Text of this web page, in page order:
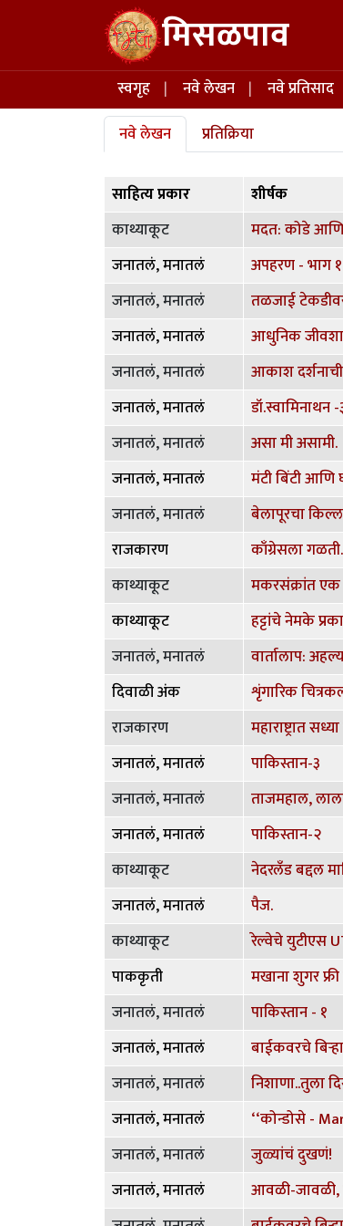
Skip to main content मिसळपाव
Main navigation
स्वगृह नवे लेखन नवे प्रतिसाद
Primary tabs
नवे लेखन प्रतिक्रिया
साहित्य प्रकार शीर्षक
काथ्याकूट
मदत: कोडे आणि
जनातलं, मनातलं
अपहरण - भाग १
जनातलं, मनातलं
तळजाई
जनातलं, मनातलं
जनातलं, मनातलं
आकाश दर्शनाची
जनातलं, मनातलं
डॉ.स्वामिनाथन
जनातलं, मनातलं
असा मी असामी.
जनातलं, मनातलं
मंटी बिंटी आणि
जनातलं, मनातलं
बेलापूरचा
राजकारण
काँग्रेसला
काथ्याकूट
मकरसंक्रांत एक
काथ्याकूट
हट्टांचे नेमके
जनातलं, मनातलं
वार्तालाप:
दिवाळी अंक
राजकारण
महाराष्ट्रात
जनातलं, मनातलं
पाकिस्तान-३
जनातलं, मनातलं
जनातलं, मनातलं
पाकिस्तान-२
काथ्याकूट
नेदरलँड बद्दल
जनातलं, मनातलं
पैज.
काथ्याकूट
रेल्वेचे युटीएस
पाककृती
मखाना शुगर
जनातलं, मनातलं
पाकिस्तान - १
जनातलं, मनातलं
बाईकवरचे
जनातलं, मनातलं
निशाणा..तुला
जनातलं, मनातलं
जनातलं, मनातलं
जुळ्यांचं दुखणं!
जनातलं, मनातलं
आवळी-जावळी,